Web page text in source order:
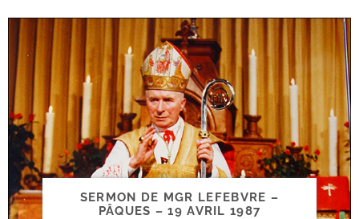
SERMON DE MGR LEFEBVRE –
PÂQUES – 19 AVRIL 1987